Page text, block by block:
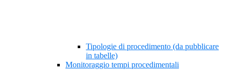
Tipologie di procedimento (da pubblicare
in tabelle)
Monitoraggio tempi procedimentali